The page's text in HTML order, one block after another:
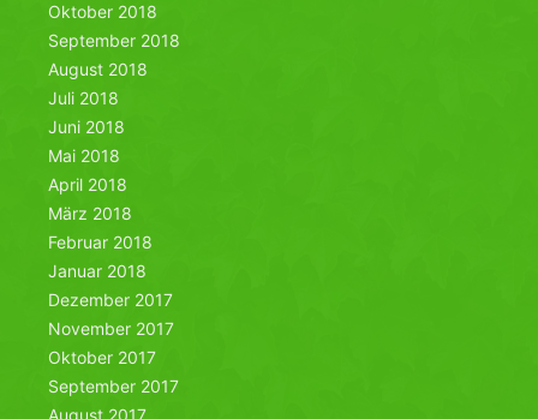
Oktober 2018
September 2018
August 2018
Juli 2018
Juni 2018
Mai 2018
April 2018
März 2018
Februar 2018
Januar 2018
Dezember 2017
November 2017
Oktober 2017
September 2017
August 2017